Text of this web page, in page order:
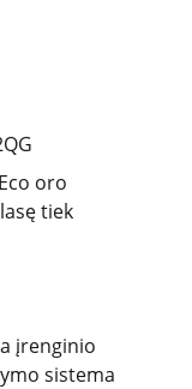
oro
tiek
įrenginio
sistema